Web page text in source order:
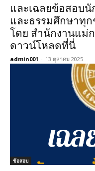
และเฉลยข้อสอบนั
และธรรมศึกษาทุก
โดย สำนักงานแม่
ดาวน์โหลดที่นี่
admin001 - 13 ตุลาคม 2025
ข้อสอบ